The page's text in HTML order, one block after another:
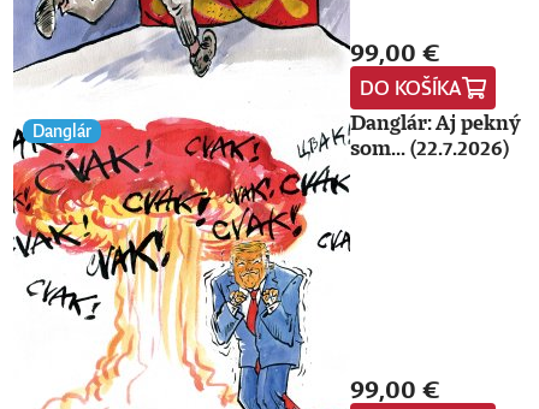
99,00 €
DO KOŠÍKA
Danglár
Danglár: Aj pekný
som... (22.7.2026)
99,00 €